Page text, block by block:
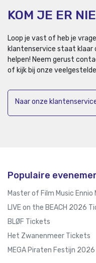
KOM JE ER
Loop je vast of heb je
klantenservice staat klaar
helpen! Neem gerust
of kijk bij onze
Naar onze
Populaire
Master of Film Music
LIVE on the BEACH 2026
BLØF Tickets
Het Zwanenmeer Tickets
MEGA Piraten Festijn